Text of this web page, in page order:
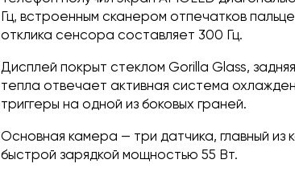
Гц, встроенным сканером отпечатков
отклика сенсора составляет 300 Гц.
Дисплей покрыт стеклом Gorilla Glass,
тепла отвечает активная система
триггеры на одной из боковых граней.
Основная камера — три датчика, главный
быстрой зарядкой мощностью 55 Вт.